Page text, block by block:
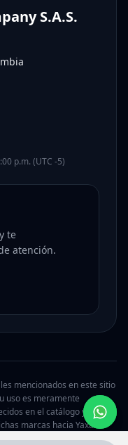
S.A.S.
p.m. (UTC -5)
te
atención.
mencionados en este sitio
uso es meramente
en el catálogo y no
marcas hacia Yaxa.